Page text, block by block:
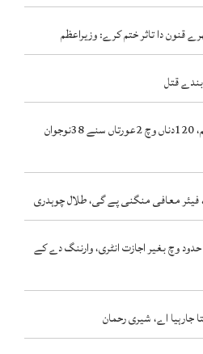
قنون دا تاثر ختم کرے: وزیراعظم
مقبوضہ کشمیر وچ بھارتی مظالم، 120دناں وچ 2عورتاں سنے 38نوجوان
معافی منگنی پے گی، طلال چوہدری
وچ بغیر اجازت انٹری، وارننگ دے کے
جارہیا اے، شیری رحمان